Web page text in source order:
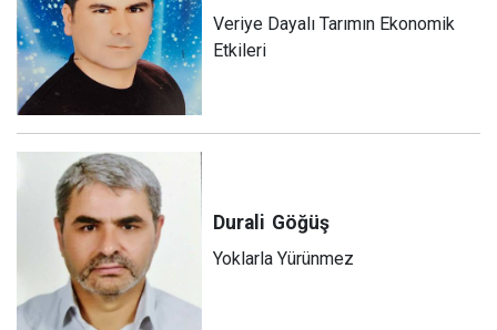
Veriye Dayalı Tarımın Ekonomik
Etkileri
Durali Göğüş
Yoklarla Yürünmez